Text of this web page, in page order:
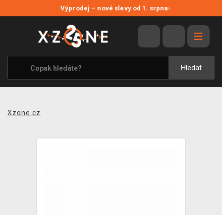
Výprodej – nové slevy od 1. srpna›
Hledat
VÝPRODEJ
VIDEOHRY
XZONE ORIGINALS
TÉMATIKY
Xzone.cz